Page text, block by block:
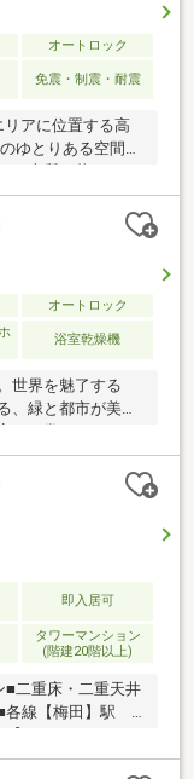
オートロック
免震・制震・耐震
リアに位置する高
ゆとりある空間。
む上質な暮らし
オートロック
浴室乾燥機
世界を魅了する
、緑と都市が美し
即入居可
タワーマンション
(階建20階以上)
■二重床・二重天井
各線【梅田】駅
にした分譲マンシ